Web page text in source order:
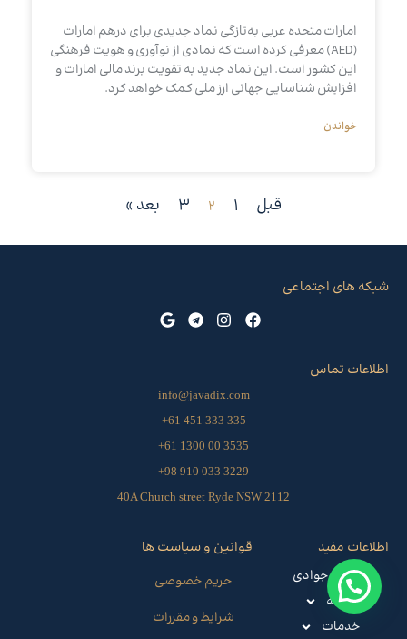
امارات متحده عربی به‌تازگی نماد جدیدی برای درهم امارات
(AED) معرفی کرده است که نمادی از نوآوری و هویت فرهنگی
این کشور است. این نماد جدید به تقویت برند مالی امارات و
افزایش شناسایی جهانی ارز ملی کمک خواهد کرد.
خواندن
قبل 1
2
3 بعد »
اطلاعات مفید
صرافی جوادی
حواله
خدمات
قوانین و سیاست ها
حریم خصوصی
شرایط و مقررات
اطلاعات تماس
info@javadix.com
335 333 451 61+
3535 00 1300 61+
3229 033 910 98+
40A Church street Ryde NSW 2112
شبکه های اجتماعی